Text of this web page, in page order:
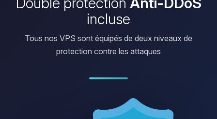
incluse
Tous nos VPS sont équipés de deux niveaux de
protection contre les attaques